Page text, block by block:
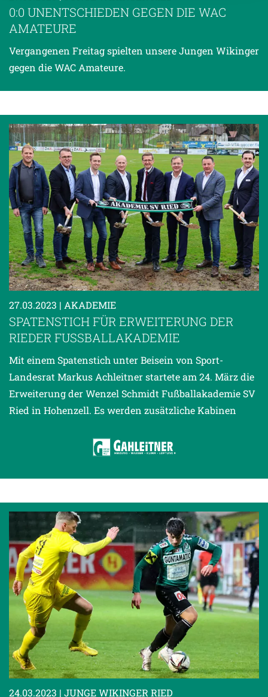
0:0 UNENTSCHIEDEN GEGEN DIE WAC
AMATEURE
Vergangenen Freitag spielten unsere Jungen Wikinger
gegen die WAC Amateure.
27.03.2023 | AKADEMIE
SPATENSTICH FÜR ERWEITERUNG DER
RIEDER FUSSBALLAKADEMIE
Mit einem Spatenstich unter Beisein von Sport-
Landesrat Markus Achleitner startete am 24. März die
Erweiterung der Wenzel Schmidt Fußballakademie SV
Ried in Hohenzell. Es werden zusätzliche Kabinen
24.03.2023 | JUNGE WIKINGER RIED